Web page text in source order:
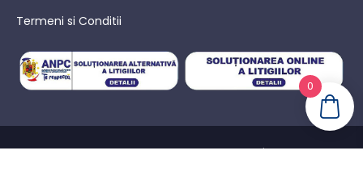
Termeni si Conditii
© AVConectica – Toate drepturile rezervate! |Politica de
0